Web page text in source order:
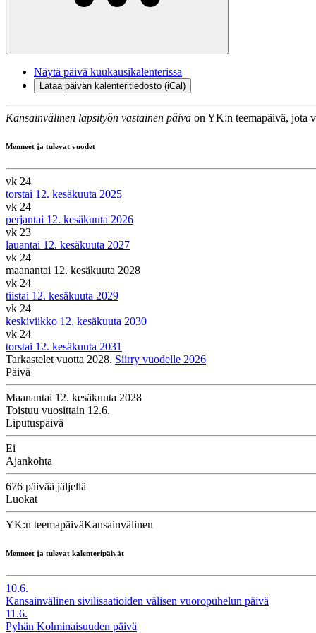
Näytä päivä kuukausikalenterissa
Lataa päivän kalenteritiedosto (iCal)
Kansainvälinen lapsityön vastainen päivä on YK:n teemapäivä, jota
Menneet ja tulevat vuodet
vk 24
torstai 12. kesäkuuta 2025
vk 24
perjantai 12. kesäkuuta 2026
vk 23
lauantai 12. kesäkuuta 2027
vk 24
maanantai 12. kesäkuuta 2028
vk 24
tiistai 12. kesäkuuta 2029
vk 24
keskiviikko 12. kesäkuuta 2030
vk 24
torstai 12. kesäkuuta 2031
Tarkastelet vuotta 2028. Siirry vuodelle 2026
Päivä
Maanantai 12. kesäkuuta 2028
Toistuu vuosittain 12.6.
Liputuspäivä
Ei
Ajankohta
676 päivää jäljellä
Luokat
YK:n teemapäiväKansainvälinen
Menneet ja tulevat kalenteripäivät
10.6.
Kansainvälinen sivilisaatioiden välisen vuoropuhelun päivä
11.6.
Pyhän Kolminaisuuden päivä